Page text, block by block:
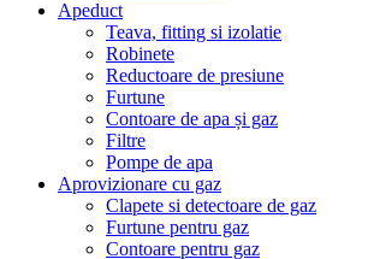
Apeduct
Teava, fitting si izolatie
Robinete
Reductoare de presiune
Furtune
Contoare de apa și gaz
Filtre
Pompe de apa
Aprovizionare cu gaz
Clapete si detectoare de gaz
Furtune pentru gaz
Contoare pentru gaz